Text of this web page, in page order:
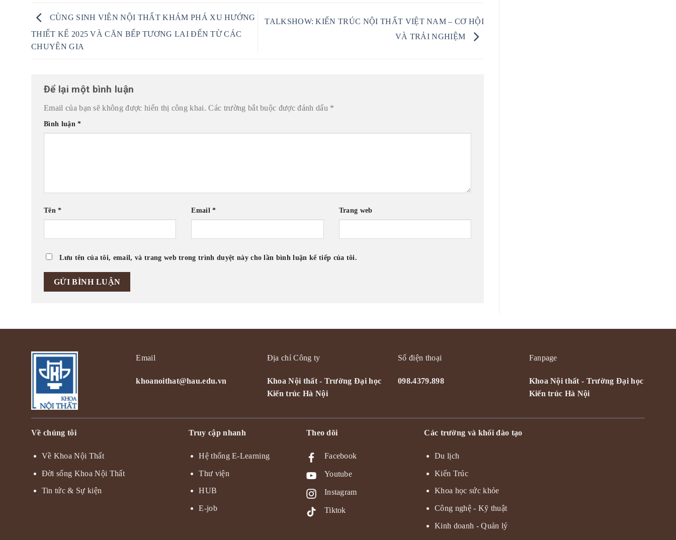
CÙNG SINH VIÊN NỘI THẤT KHÁM PHÁ XU HƯỚNG
THIẾT KẾ 2025 VÀ CĂN BẾP TƯƠNG LAI ĐẾN TỪ CÁC
CHUYÊN GIA
TALKSHOW: KIẾN TRÚC NỘI THẤT VIỆT NAM – CƠ HỘI
VÀ TRẢI NGHIỆM
Để lại một bình luận
Email của bạn sẽ không được hiển thị công khai. Các trường bắt buộc được đánh dấu *
Bình luận*
Tên* Email* Trang web
Lưu tên của tôi, email, và trang web trong trình duyệt này cho lần bình luận kế tiếp của tôi.
Email
khoanoithat@hau.edu.vn
Địa chỉ Công ty
Khoa Nội thất - Trường Đại học
Kiến trúc Hà Nội
Số điện thoại
098.4379.898
Fanpage
Khoa Nội thất - Trường Đại học
Kiến trúc Hà Nội
Về chúng tôi
Về Khoa Nội Thất
Đời sống Khoa Nội Thất
Tin tức & Sự kiện
Truy cập nhanh
Hệ thống E-Learning
Thư viện
HUB
E-job
Theo dõi
Facebook
Youtube
Instagram
Tiktok
Các trường và khối đào tạo
Du lịch
Kiến Trúc
Khoa học sức khỏe
Công nghệ - Kỹ thuật
Kinh doanh - Quản lý